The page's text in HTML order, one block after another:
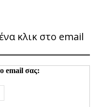
κλικ στο email
email σας: